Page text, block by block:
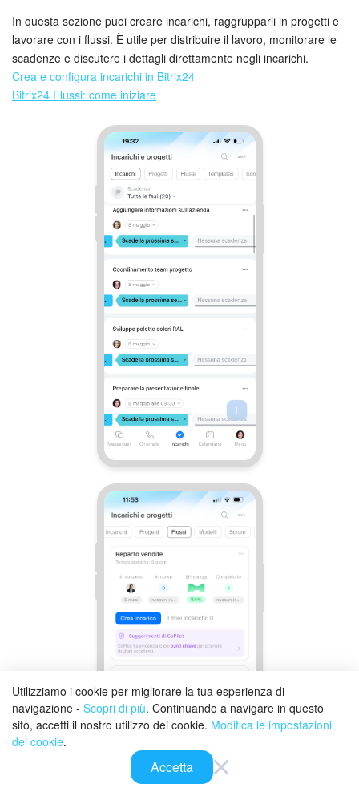
In questa sezione puoi creare incarichi, raggrupparli in progetti e
lavorare con i flussi. È utile per distribuire il lavoro, monitorare le
scadenze e discutere i dettagli direttamente negli incarichi.
Crea e configura incarichi in Bitrix24
Bitrix24 Flussi: come iniziare
Utilizziamo i cookie per migliorare la tua esperienza di
navigazione - Scopri di più. Continuando a navigare in questo
sito, accetti il nostro utilizzo dei cookie. Modifica le impostazioni
dei cookie.
Accetta